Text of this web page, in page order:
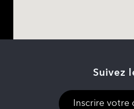
Suivez